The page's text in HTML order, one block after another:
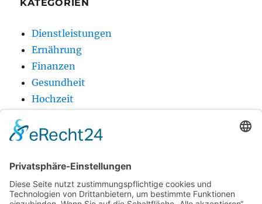
KATEGORIEN
Dienstleistungen
Ernährung
Finanzen
Gesundheit
Hochzeit
Produkt
Urlaub
Wellness